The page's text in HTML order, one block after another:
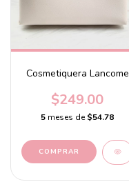
Cosmetiquera Lancome
$249.00
5 meses de$54.78